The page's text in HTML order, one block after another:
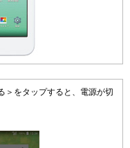
＞をタップすると、電源が切